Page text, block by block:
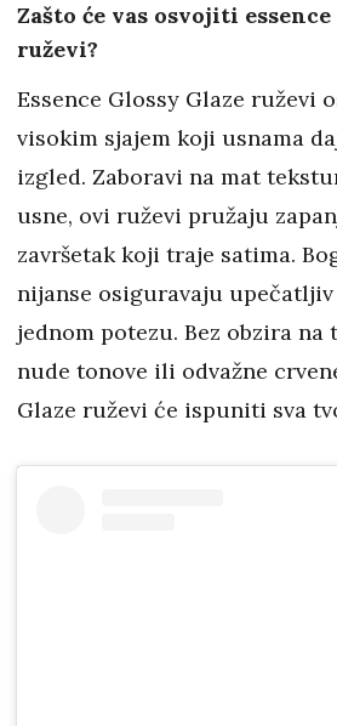
Zašto će vas osvojiti
ruževi?
Essence Glossy Glaze ruževi
visokim sjajem koji usnama
izgled. Zaboravi na mat
usne, ovi ruževi pružaju
završetak koji traje satima.
nijanse osiguravaju
jednom potezu. Bez obzira
nude tonove ili odvažne
Glaze ruževi će ispuniti sva